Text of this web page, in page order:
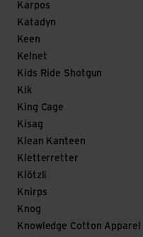
Karpos
Katadyn
Keen
Kelnet
Kids Ride Shotgun
Kik
King Cage
Kisag
Klean Kanteen
Kletterretter
Klötzli
Knirps
Knog
Knowledge Cotton Apparel